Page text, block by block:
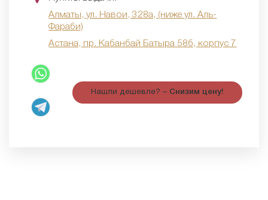
Алматы, ул. Навои, 328а, (ниже ул. Аль-
Фараби)
Астана, пр. Кабанбай Батыра 58б, корпус 7
Нашли дешевле? – Снизим цену!